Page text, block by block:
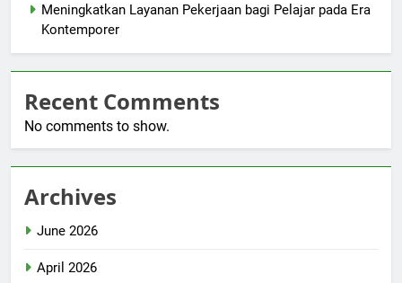
Meningkatkan Layanan Pekerjaan bagi Pelajar pada Era
Kontemporer
Recent Comments
No comments to show.
Archives
June 2026
April 2026